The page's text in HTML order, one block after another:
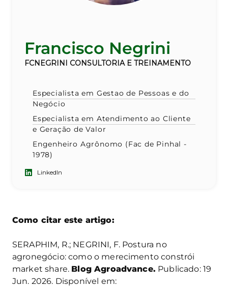
Francisco Negrini
FCNEGRINI CONSULTORIA E TREINAMENTO
Especialista em Gestao de Pessoas e do
Negócio
Especialista em Atendimento ao Cliente
e Geração de Valor
Engenheiro Agrônomo (Fac de Pinhal -
1978)
LinkedIn
Como citar este artigo:
SERAPHIM, R.; NEGRINI, F. Postura no
agronegócio: como o merecimento constrói
market share. Blog Agroadvance. Publicado: 19
Jun. 2026. Disponível em: